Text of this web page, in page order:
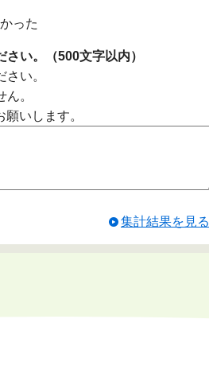
った
い。（500文字以内）
い。
。
願いします。
集計結果を見る